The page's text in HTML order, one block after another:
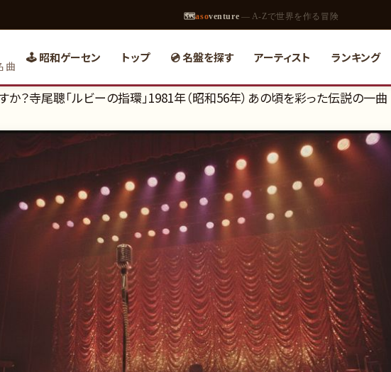
🗺asoventure — A-Zで世界を作る冒険
曲
🕹️ 昭和ゲーセン トップ 💿 名盤を探す アーティスト ランキング
か？寺尾聰「ルビーの指環」1981年（昭和56年）あの頃を彩った伝説の一曲